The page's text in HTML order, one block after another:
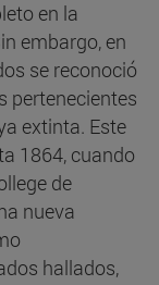
en la
embargo, en
se reconoció
pertenecientes
extinta. Este
1864, cuando
de
nueva
hallados,